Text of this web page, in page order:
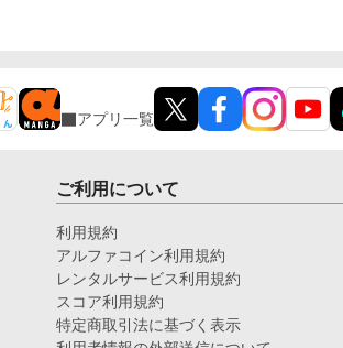
アプリ一覧
ご利用について
利用規約
アルファコイン利用規約
レンタルサービス利用規約
スコア利用規約
特定商取引法に基づく表示